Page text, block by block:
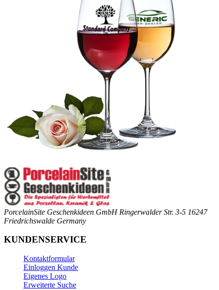
PorcelainSite Geschenkideen GmbH Ringerwalder Str. 3-5 16247
Friedrichswalde Germany
KUNDENSERVICE
Kontaktformular
Einloggen Kunde
Eigenes Logo
Erweiterte Suche